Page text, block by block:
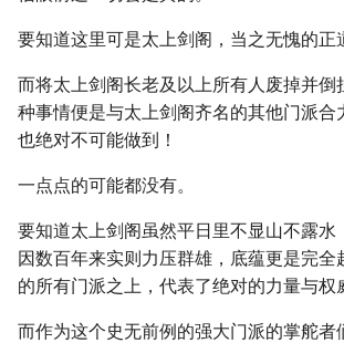
要知道这里可是太上剑阁，当之无愧的正
而将太上剑阁长老及以上所有人废掉并倒
种事情便是与太上剑阁齐名的其他门派合
也绝对不可能做到！
一点点的可能都没有。
要知道太上剑阁虽然平日里不显山不露水
因数百年来实则力压群雄，底蕴更是完全
的所有门派之上，代表了绝对的力量与权
而作为这个史无前例的强大门派的掌舵者